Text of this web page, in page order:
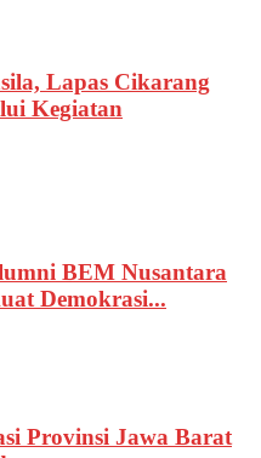
Lapas Cikarang
Kegiatan
BEM Nusantara
Demokrasi...
Provinsi Jawa Barat